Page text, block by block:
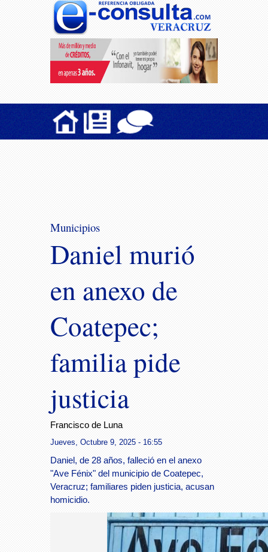
Municipios
Daniel murió
en anexo de
Coatepec;
familia pide
justicia
Francisco de Luna
Jueves, Octubre 9, 2025 - 16:55
Daniel, de 28 años, falleció en el anexo
"Ave Fénix" del municipio de Coatepec,
Veracruz; familiares piden justicia, acusan
homicidio.